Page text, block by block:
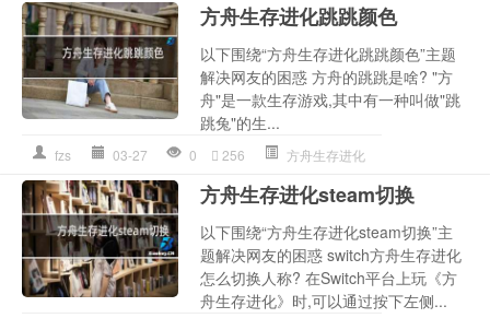
方舟生存进化跳跳颜色
以下围绕“方舟生存进化跳跳颜色”主题
解决网友的困惑 方舟的跳跳是啥? "方
舟"是一款生存游戏,其中有一种叫做"跳
跳兔"的生...
fzs 03-27 0 256 方舟生存进化
方舟生存进化steam切换
以下围绕“方舟生存进化steam切换”主
题解决网友的困惑 switch方舟生存进化
怎么切换人称? 在Switch平台上玩《方
舟生存进化》时,可以通过按下左侧...